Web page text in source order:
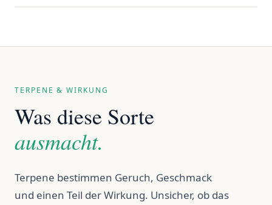
TERPENE & WIRKUNG
Was diese Sorte
ausmacht.
Terpene bestimmen Geruch, Geschmack
und einen Teil der Wirkung. Unsicher, ob das